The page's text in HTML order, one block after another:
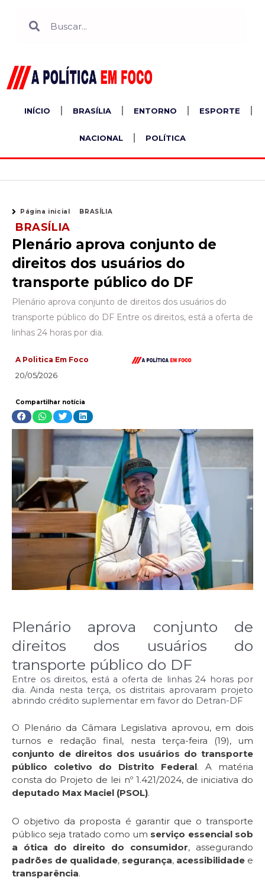
INÍCIO BRASÍLIA ENTORNO ESPORTE
NACIONAL POLÍTICA
Página inicial BRASÍLIA
BRASÍLIA
Plenário aprova conjunto de
direitos dos usuários do
transporte público do DF
Plenário aprova conjunto de direitos dos usuários do
transporte público do DF Entre os direitos, está a oferta de
linhas 24 horas por dia.
A Politica Em Foco
20/05/2026
Compartilhar notícia
Plenário aprova conjunto de
direitos dos usuários do
transporte público do DF
Entre os direitos, está a oferta de linhas 24 horas por
dia. Ainda nesta terça, os distritais aprovaram projeto
abrindo crédito suplementar em favor do Detran-DF
O Plenário da Câmara Legislativa aprovou, em dois
turnos e redação final, nesta terça-feira (19), um
conjunto de direitos dos usuários do transporte
público coletivo do Distrito Federal. A matéria
consta do Projeto de lei nº 1.421/2024, de iniciativa do
deputado Max Maciel (PSOL).
O objetivo da proposta é garantir que o transporte
público seja tratado como um serviço essencial sob
a ótica do direito do consumidor, assegurando
padrões de qualidade, segurança, acessibilidade e
transparência.